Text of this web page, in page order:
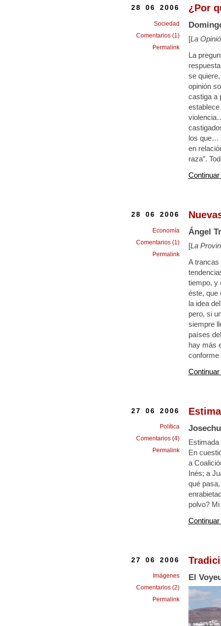
¿Por
[La
La
se
opinión
castiga a
establece
los que…
en
raza”.
28 06 2006
Sociedad
Comentarios (1)
Permalink
Ángel
[La
A trancas
tiempo, y
éste, que
la idea
pero, si
siempre
países
hay más
conforme
28 06 2006
Economía
Comentarios (1)
Permalink
En
a
Inés; a
qué
polvo?
27 06 2006
Política
Comentarios (4)
Permalink
El
27 06 2006
Imágenes
Comentarios (2)
Permalink